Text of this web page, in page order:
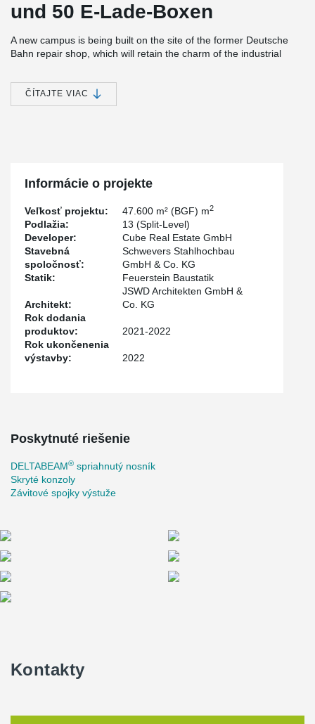
und 50 E-Lade-Boxen
A new campus is being built on the site of the former Deutsche
Bahn repair shop, which will retain the charm of the industrial
The area borders on the new TH Köln campus.
For the parking deck, the client relied on the high load-bearing
ČÍTAJTE VIAC
Informácie o projekte
Veľkosť projektu: 47.600 m² (BGF) m2
Podlažia:
13 (Split-Level)
Developer:
Cube Real Estate GmbH
Stavebná
spoločnosť:
Schwevers Stahlhochbau
GmbH & Co. KG
Statik:
Feuerstein Baustatik
Architekt:
JSWD Architekten GmbH &
Co. KG
Rok dodania
produktov:
2021-2022
Rok ukončenenia
výstavby:
2022
Poskytnuté riešenie
DELTABEAM® spriahnutý nosník
Skryté konzoly
Závitové spojky výstuže
Kontakty